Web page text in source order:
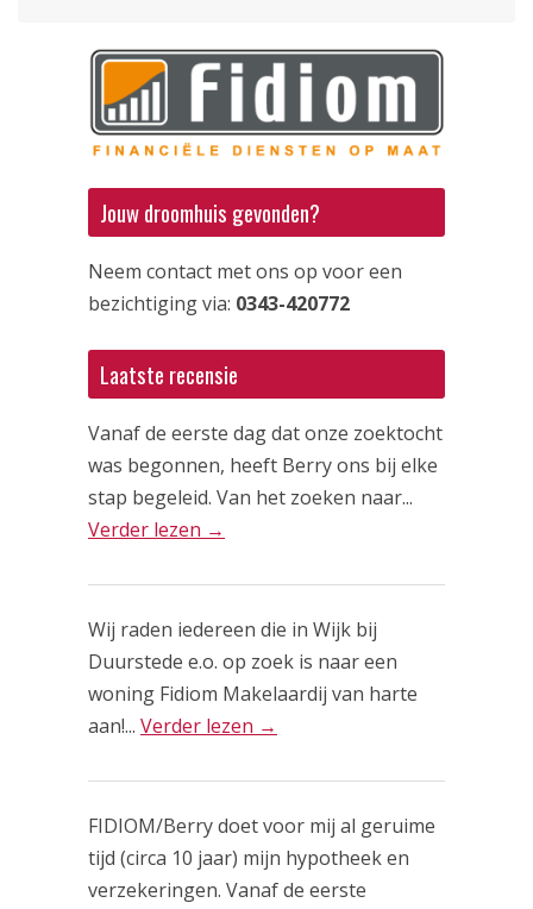
Jouw droomhuis gevonden?
Neem contact met ons op voor een
bezichtiging via: 0343-420772
Laatste recensie
Vanaf de eerste dag dat onze zoektocht
was begonnen, heeft Berry ons bij elke
stap begeleid. Van het zoeken naar...
Verder lezen →
Wij raden iedereen die in Wijk bij
Duurstede e.o. op zoek is naar een
woning Fidiom Makelaardij van harte
aan!... Verder lezen →
FIDIOM/Berry doet voor mij al geruime
tijd (circa 10 jaar) mijn hypotheek en
verzekeringen. Vanaf de eerste